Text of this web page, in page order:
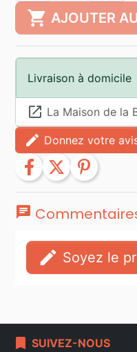
shopping_cart AJOUTER
Livraison à domicile
launch La Maison de la
edit Donnez votre
facebook twitter pinterest
chat
edit Soyez le
bookmark SUIVEZ-NOUS